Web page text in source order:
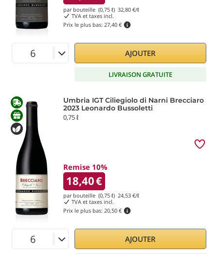
par bouteille (0,75 ℓ) 32,80 €/ℓ
TVA et taxes incl.
Prix le plus bas: 27,40 €
AJOUTER
LIVRAISON GRATUITE
Umbria IGT Ciliegiolo di Narni Brecciaro
2023 Leonardo Bussoletti
0,75 ℓ
Remise 10%
18,40€
par bouteille (0,75 ℓ) 24,53 €/ℓ
TVA et taxes incl.
Prix le plus bas: 20,50 €
AJOUTER